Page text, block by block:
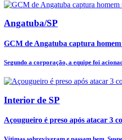
Angatuba/SP
GCM de Angatuba captura
Segundo a corporação, a equipe foi
Interior de SP
Açougueiro é preso após atacar 3